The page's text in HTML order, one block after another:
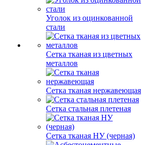
Уголок из оцинкованной
стали
Сетка тканая из цветных
металлов
Сетка тканая нержавеющая
Сетка стальная плетеная
Сетка тканая НУ (черная)